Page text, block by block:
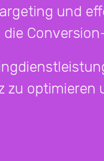
und
zu optimieren